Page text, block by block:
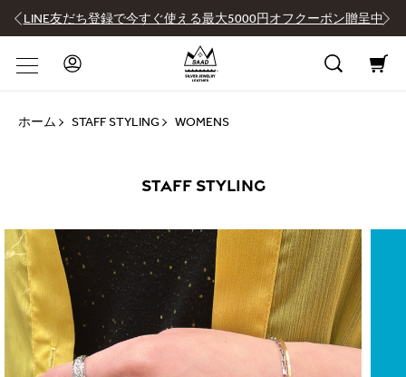
LINE友だち登録で今すぐ使える最大5000円オフクーポン贈呈中
ホーム STAFF STYLING WOMENS
STAFF STYLING